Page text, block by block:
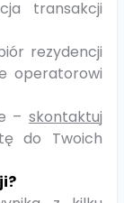
transakcji
rezydencji
operatorowi
– skontaktuj
do Twoich